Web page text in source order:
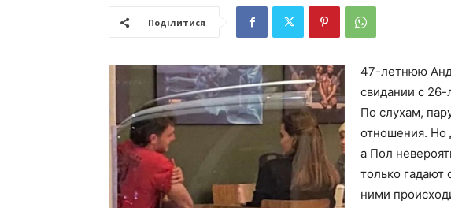
Поділитися
47-летнюю
свидании с
По слухам,
отношения. Но
а Пол
только
ними